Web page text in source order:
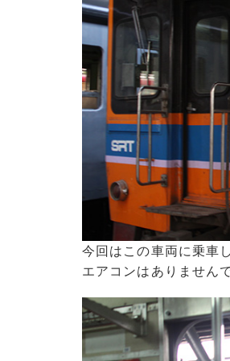
今回はこの車両に乗車
エアコンはありません